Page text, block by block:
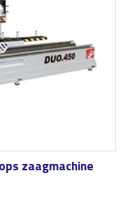
zaagmachine